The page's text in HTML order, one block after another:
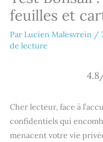
feuilles et
Par Lucien Malesvrein /
de lecture
Cher lecteur, face à
confidentiels qui
menacent votre vie